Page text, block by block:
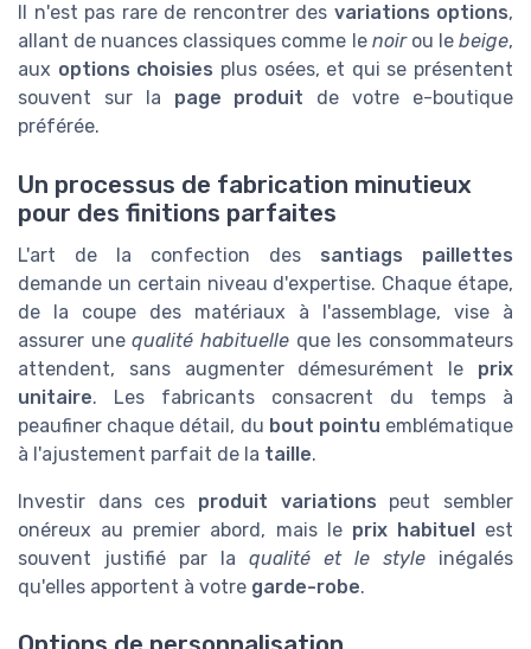
Il n'est pas rare de rencontrer des variations options,
allant de nuances classiques comme le noirou lebeige,
aux options choisies plus osées, et qui se présentent
souvent sur la page produit de votre e-boutique
préférée.
Un processus de fabrication minutieux
pour des finitions parfaites
L'art de la confection des santiags paillettes
demande un certain niveau d'expertise. Chaque étape,
de la coupe des matériaux à l'assemblage, vise à
assurer unequalité habituelle que les consommateurs
attendent, sans augmenter démesurément le prix
unitaire. Les fabricants consacrent du temps à
peaufiner chaque détail, du bout pointu emblématique
à l'ajustement parfait de la taille.
Investir dans ces produit variations peut sembler
onéreux au premier abord, mais le prix habituelest
souvent justifié par la qualité et le style inégalés
qu'elles apportent à votre garde-robe.